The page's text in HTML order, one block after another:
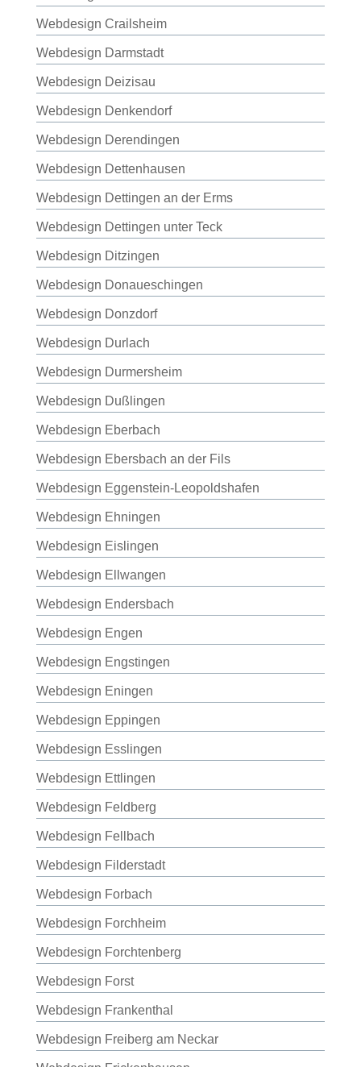
Webdesign Crailsheim
Webdesign Darmstadt
Webdesign Deizisau
Webdesign Denkendorf
Webdesign Derendingen
Webdesign Dettenhausen
Webdesign Dettingen an der Erms
Webdesign Dettingen unter Teck
Webdesign Ditzingen
Webdesign Donaueschingen
Webdesign Donzdorf
Webdesign Durlach
Webdesign Durmersheim
Webdesign Dußlingen
Webdesign Eberbach
Webdesign Ebersbach an der Fils
Webdesign Eggenstein-Leopoldshafen
Webdesign Ehningen
Webdesign Eislingen
Webdesign Ellwangen
Webdesign Endersbach
Webdesign Engen
Webdesign Engstingen
Webdesign Eningen
Webdesign Eppingen
Webdesign Esslingen
Webdesign Ettlingen
Webdesign Feldberg
Webdesign Fellbach
Webdesign Filderstadt
Webdesign Forbach
Webdesign Forchheim
Webdesign Forchtenberg
Webdesign Forst
Webdesign Frankenthal
Webdesign Freiberg am Neckar